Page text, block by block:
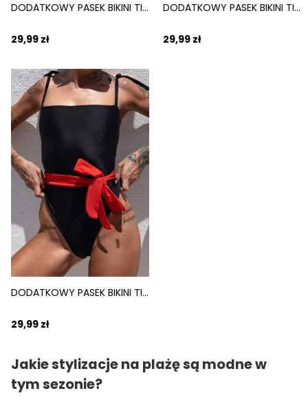
DODATKOWY PASEK BIKINI TIE DO PERSONALIZACJI RÓŻOWY ROSA
29,99 zł
DODATKOWY PASEK BIKINI TIE DO PERSONALIZACJI BORDOWY SANGRIA
29,99 zł
DODATKOWY PASEK BIKINI TIE DO PERSONALIZACJI CZERWONY FIERO
29,99 zł
Jakie stylizacje na plażę są modne w
tym sezonie?